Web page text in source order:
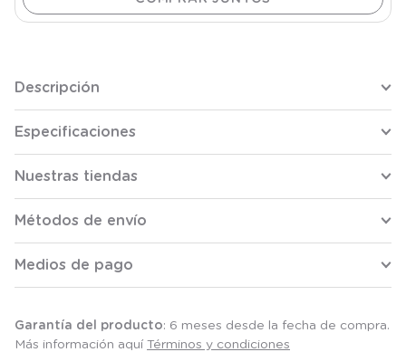
Descripción
Especificaciones
Nuestras tiendas
Métodos de envío
Medios de pago
Garantía del producto: 6 meses desde la fecha de compra.
Más información aquí Términos y condiciones